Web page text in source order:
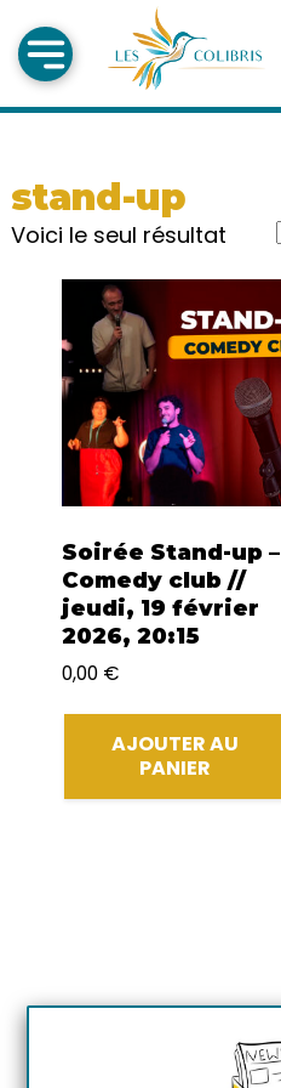
stand-up
Voici le seul résultat
Soirée Stand-up –
Comedy club //
jeudi, 19 février
2026, 20:15
0,00 €
AJOUTER AU
PANIER